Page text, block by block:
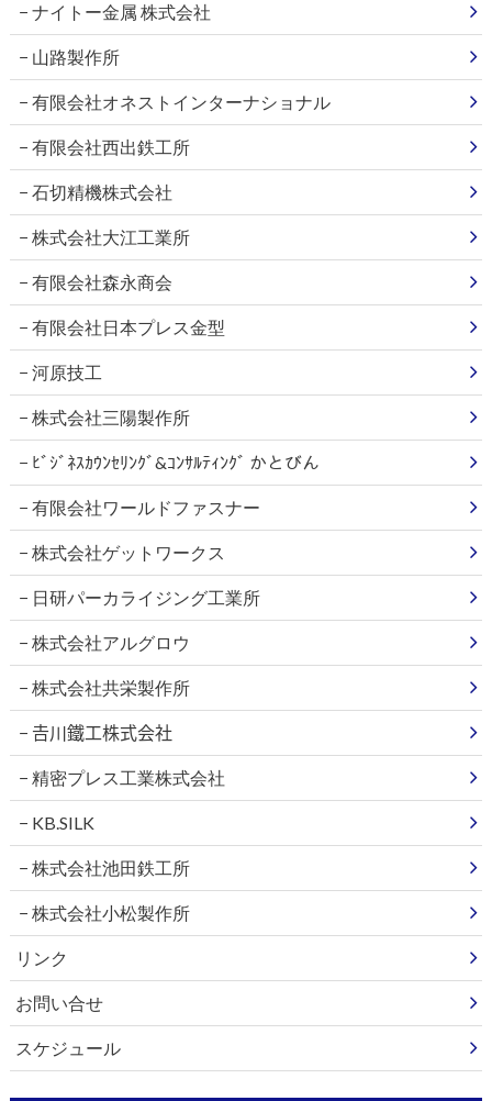
ナイトー金属 株式会社
山路製作所
有限会社オネストインターナショナル
有限会社西出鉄工所
石切精機株式会社
株式会社大江工業所
有限会社森永商会
有限会社日本プレス金型
河原技工
株式会社三陽製作所
ﾋﾞｼﾞﾈｽｶｳﾝｾﾘﾝｸﾞ&ｺﾝｻﾙﾃｨﾝｸﾞ かとびん
有限会社ワールドファスナー
株式会社ゲットワークス
日研パーカライジング工業所
株式会社アルグロウ
株式会社共栄製作所
𠮷川鐵工株式会社
精密プレス工業株式会社
KB.SILK
株式会社池田鉄工所
株式会社小松製作所
リンク
お問い合せ
スケジュール